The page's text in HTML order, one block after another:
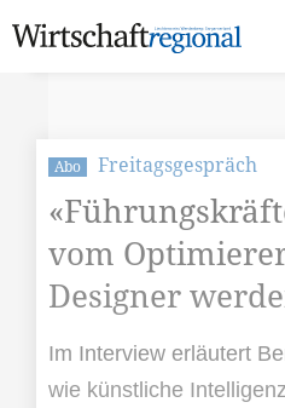
Abo Freitagsgespräch
vom
Designer
Im Interview erläutert
wie künstliche